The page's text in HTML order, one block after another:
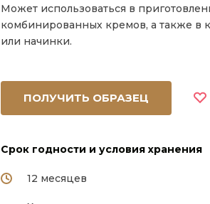
Может использоваться в
комбинированных кремов, а также в
или начинки.
ПОЛУЧИТЬ ОБРАЗЕЦ
Срок годности и условия хранения
12 месяцев